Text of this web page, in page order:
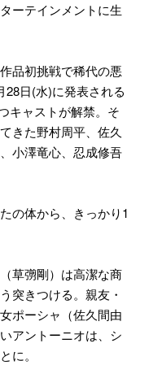
ーテインメントに生
品初挑戦で稀代の悪
日(水)に発表される
キャストが解禁。そ
きた野村周平、佐久
小澤竜心、忍成修吾
の体から、きっかり1
草彅剛）は高潔な商
突きつける。親友・
ポーシャ（佐久間由
アントーニオは、シ
に。